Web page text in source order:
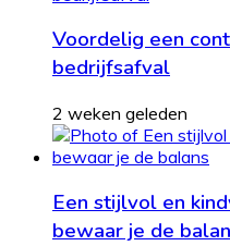
Voordelig een
bedrijfsafval
2 weken geleden
Een stijlvol en
bewaar je de